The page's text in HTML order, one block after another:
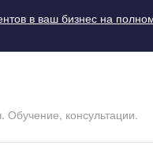
в ваш бизнес на
Обучение, консультации.